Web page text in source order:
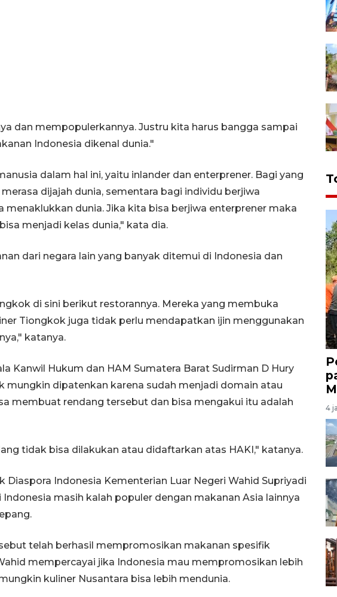
dan mempopulerkannya. Justru kita harus bangga sampai
Indonesia dikenal dunia."
dalam hal ini, yaitu inlander dan enterprener. Bagi yang
dijajah dunia, sementara bagi individu berjiwa
menaklukkan dunia. Jika kita bisa berjiwa enterprener maka
menjadi kelas dunia," kata dia.
dari negara lain yang banyak ditemui di Indonesia dan
di sini berikut restorannya. Mereka yang membuka
Tiongkok juga tidak perlu mendapatkan ijin menggunakan
katanya.
Kanwil Hukum dan HAM Sumatera Barat Sudirman D Hury
mungkin dipatenkan karena sudah menjadi domain atau
membuat rendang tersebut dan bisa mengakui itu adalah
tidak bisa dilakukan atau didaftarkan atas HAKI," katanya.
Diaspora Indonesia Kementerian Luar Negeri Wahid Supriyadi
masih kalah populer dengan makanan Asia lainnya
telah berhasil mempromosikan makanan spesifik
mempercayai jika Indonesia mau mempromosikan lebih
kuliner Nusantara bisa lebih mendunia.
4